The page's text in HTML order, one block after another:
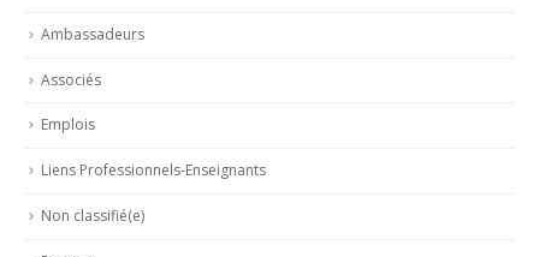
Ambassadeurs
Associés
Emplois
Liens Professionnels-Enseignants
Non classifié(e)